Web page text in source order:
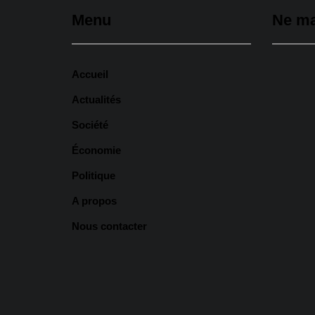
Menu
Accueil
Actualités
Société
Économie
Politique
A propos
Nous contacter
Ne